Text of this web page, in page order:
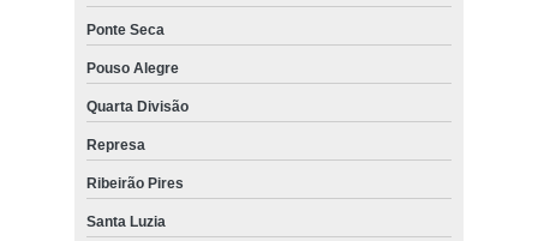
Ponte Seca
Pouso Alegre
Quarta Divisão
Represa
Ribeirão Pires
Santa Luzia